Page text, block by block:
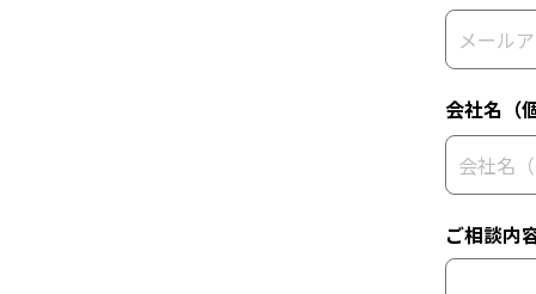
会社名（
ご相談内